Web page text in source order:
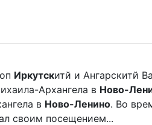
Иркутскитй и Ангарскитй
Архангела в Ново-
в Ново-Ленино. Во
своим посещением...